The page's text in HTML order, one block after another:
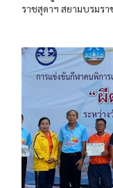
ราชสุดาฯ สยามบรมรา